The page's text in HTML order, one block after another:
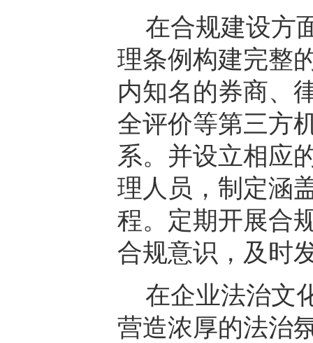
在合规建设方
理条例构建完整
内知名的券商、
全评价等第三方
系。并设立相应
理人员，制定涵
程。定期开展合
合规意识，及时
在企业法治文
营造浓厚的法治